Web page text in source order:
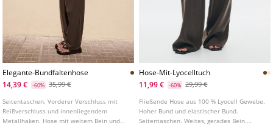
Elegante-Bundfaltenhose
14,39 €
-60% 35,99 €
Seitentaschen. Vorderer Verschluss mit
Reißverschluss und innenliegendem
Metallhaken. Hose mit weitem Bein und
Hose-Mit-Lyocelltuch
11,99 €
-60% 29,99 €
Fließende Hose aus 100 % Lyocell Gewebe.
Hoher Bund und elastischer Bund.
Seitentaschen. Weites, gerades Bein.